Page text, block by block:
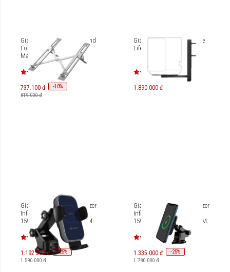
Giá đỡ tản nhiệt Hyperstand
Folding Aluminium cho
MacBook/Laptop/iPad
HTU6
737.100 đ -10%
819.000 đ
Giá đỡ gắn tường loa Bose
Lifestyle Ultra Speaker
1.890.000 đ
Giá đỡ sạc không dây Mazer
Infinite.BOOST Air.Drive V2
15W Wireless Car Mount M-
NAW-005A
1.192.500 đ -25%
1.590.000 đ
Giá đỡ sạc không dây Mazer
Infinite.BOOST Air.Drive V3
15W Wireless Car Mount [M-
NAW-006A]
1.335.000 đ -25%
1.780.000 đ